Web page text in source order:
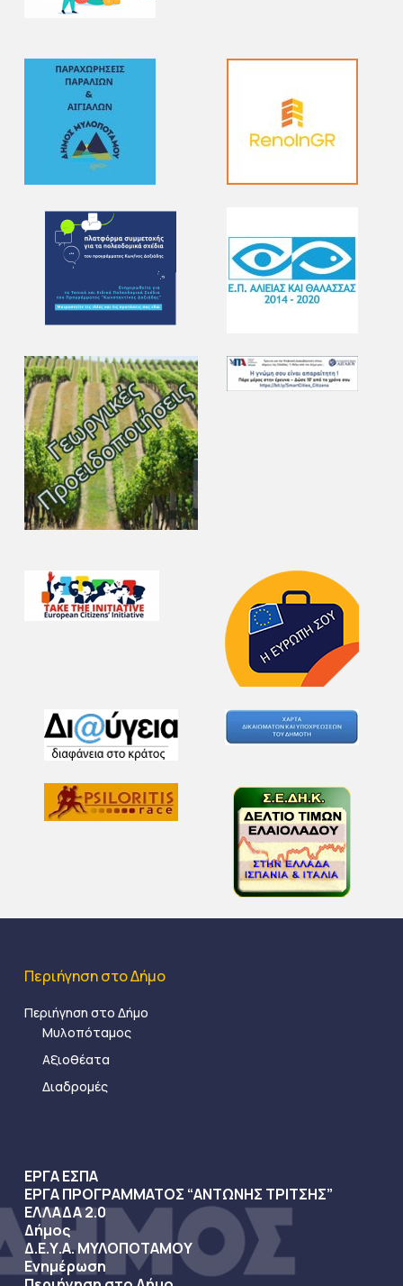
Περιήγηση στο Δήμο
Περιήγηση στο Δήμο
Μυλοπόταμος
Αξιοθέατα
Διαδρομές
ΕΡΓΑ ΕΣΠΑ
ΕΡΓΑ ΠΡΟΓΡΑΜΜΑΤΟΣ “ΑΝΤΩΝΗΣ ΤΡΙΤΣΗΣ”
ΕΛΛΑΔΑ 2.0
Δήμος
Δ.Ε.Υ.Α. ΜΥΛΟΠΟΤΑΜΟΥ
Ενημέρωση